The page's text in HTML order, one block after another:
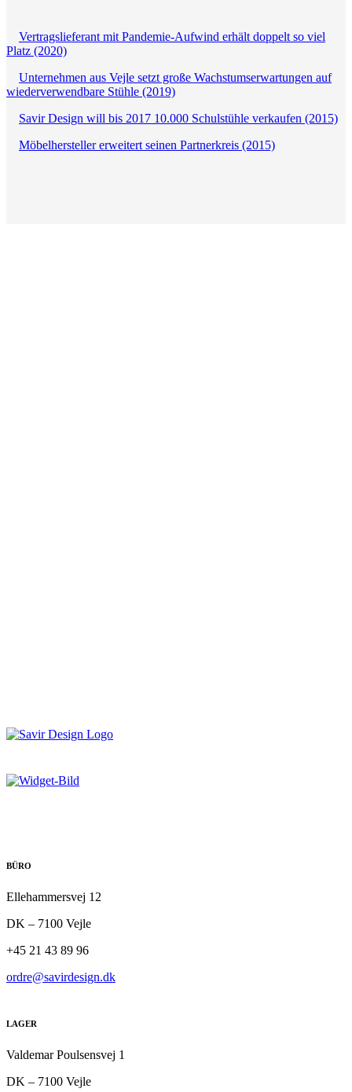
Vertragslieferant mit Pandemie-Aufwind erhält doppelt so viel
Platz (2020)
Unternehmen aus Vejle setzt große Wachstumserwartungen auf
wiederverwendbare Stühle (2019)
Savir Design will bis 2017 10.000 Schulstühle verkaufen (2015)
Möbelhersteller erweitert seinen Partnerkreis (2015)
BÜRO
Ellehammersvej 12
DK – 7100 Vejle
+45 21 43 89 96
ordre@savirdesign.dk
LAGER
Valdemar Poulsensvej 1
DK – 7100 Vejle